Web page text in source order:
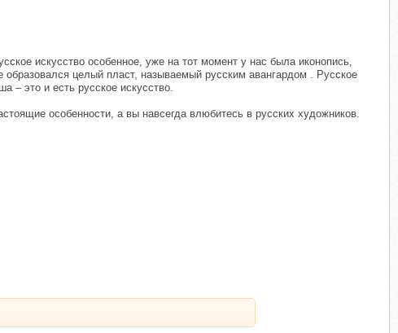
искусство особенное, уже на тот момент у нас была иконопись,
целый пласт, называемый русским авангардом . Русское
– это и есть русское искусство.
особенности, а вы навсегда влюбитесь в русских художников.